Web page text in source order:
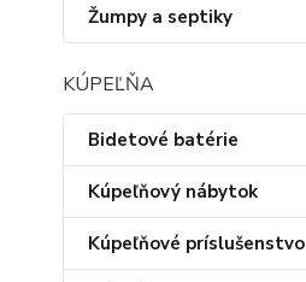
Žumpy a septiky
KÚPEĽŇA
Bidetové batérie
Kúpeľňový nábytok
Kúpeľňové príslušenstvo